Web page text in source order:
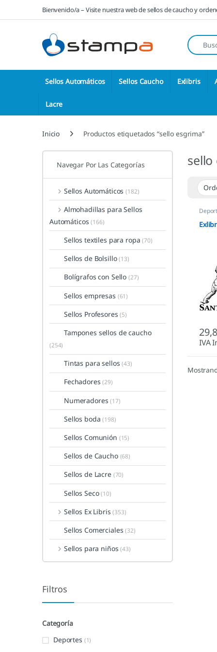
Saltar a la navegación
Saltar al contenidoBienvenido/a – Visite nuestra web de sellos de caucho y
Sellos Automáticos Sellos Caucho Exlibris
Lacre
Inicio Productos etiquetados “sello esgrima”
sello
Libris
IVA
Navegar Por Las Categorías
Sellos Automáticos(182)
Almohadillas para Sellos
Automáticos(166)
Sellos textiles para ropa(70)
Sellos de Bolsillo(13)
Bolígrafos con Sello(27)
Sellos empresas (61)
Sellos Profesores(5)
Tampones sellos de caucho
(254)
Tintas para sellos(43)
Fechadores(29)
Numeradores(17)
Sellos boda(198)
Sellos Comunión (15)
Sellos de Caucho (68)
Sellos de Lacre (70)
Sellos Seco(10)
Sellos Ex Libris(353)
Sellos Comerciales(32)
Sellos para niños(43)
Filtros
Categoría
Deportes (1)